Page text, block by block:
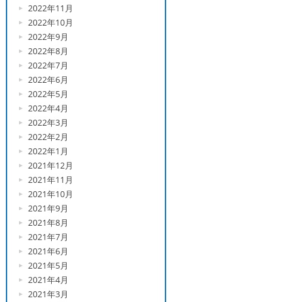
2022年11月
2022年10月
2022年9月
2022年8月
2022年7月
2022年6月
2022年5月
2022年4月
2022年3月
2022年2月
2022年1月
2021年12月
2021年11月
2021年10月
2021年9月
2021年8月
2021年7月
2021年6月
2021年5月
2021年4月
2021年3月